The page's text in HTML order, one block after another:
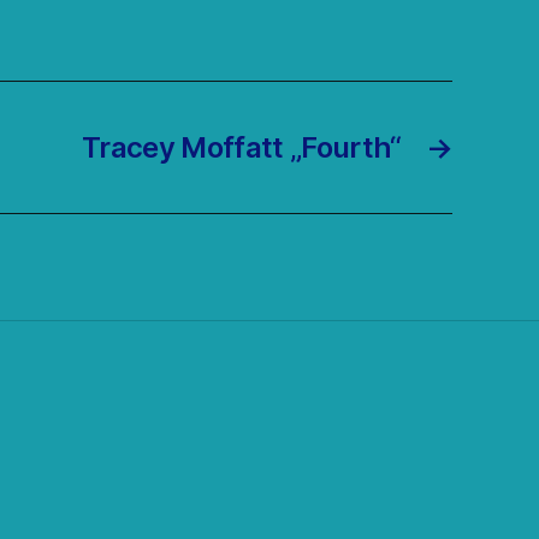
→
Tracey Moffatt „Fourth“